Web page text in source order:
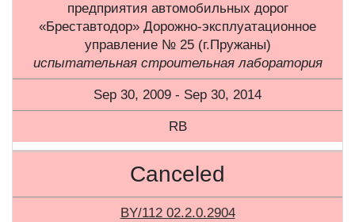
предприятия автомобильных дорог
«Бреставтодор» Дорожно-эксплуатационное
управление № 25 (г.Пружаны)
испытательная строительная лаборатория
Sep 30, 2009 - Sep 30, 2014
RB
Canceled
BY/112 02.2.0.2904